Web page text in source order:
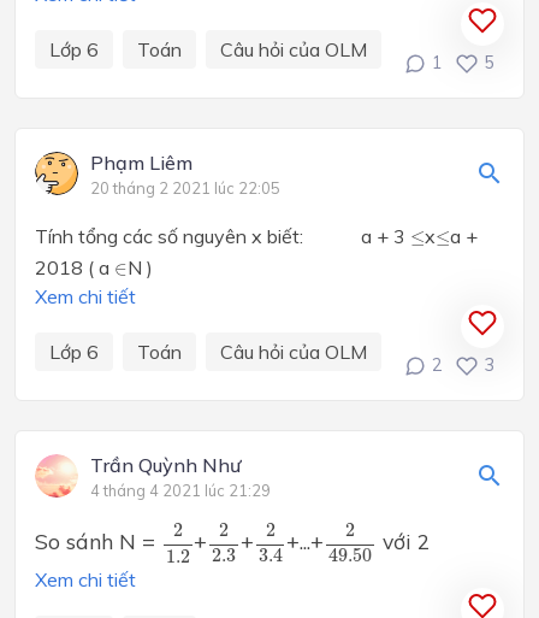
Lớp 6 Toán Câu hỏi của OLM
1 5
Phạm Liêm
20 tháng 2 2021 lúc 22:05
Tính tổng các số nguyên x biết: a + 3 ≤
≤x≤
≤a +
2018 ( a ∈
∈N )
Xem chi tiết
Lớp 6 Toán Câu hỏi của OLM
2 3
Trần Quỳnh Như
4 tháng 4 2021 lúc 21:29
So sánh N =
2
1.2
1.2
+
2
2.3
2.3
+
2
3.4
3.4
+...+
2
49.50
49.50
với 2
Xem chi tiết